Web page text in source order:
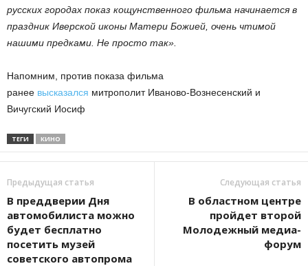
русских городах показ кощунственного фильма начинается в
праздник Иверской иконы Матери Божией, очень чтимой
нашими предками. Не просто так».
Напомним, против показа фильма
ранее высказался митрополит Иваново-Вознесенский и
Вичугский Иосиф
ТЕГИ КИНО
Предыдущая статья
В преддверии Дня
автомобилиста можно
будет бесплатно
посетить музей
советского автопрома
Следующая статья
В областном центре
пройдет второй
Молодежный медиа-
форум